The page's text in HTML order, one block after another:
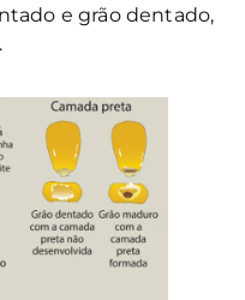
e grão dentado,